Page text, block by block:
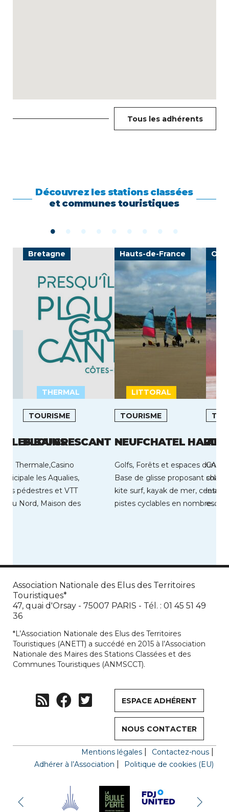
Tous les adhérents
Découvrez les stations classées
et communes touristiques
THERMAL
LES BAINS
Thermale,Casino
les Aqualies,
pédestres et VTT
du Nord, Maison des
Bretagne
LITTORAL
TOURISME
PLOUGRESCANT
Hauts-de-France
TOURISME
NEUFCHATEL
Golfs, Forêts et espaces
Base de glisse proposant char
kite surf, kayak de mer, centre
pistes cyclables en nombre… […]
CAP
soleil
les
Association Nationale des Elus des Territoires
Touristiques*
47, quai d'Orsay - 75007 PARIS - Tél. : 01 45 51 49
36
*L’Association Nationale des Elus des Territoires
Touristiques (ANETT) a succédé en 2015 à l’Association
Nationale des Maires des Stations Classées et des
Communes Touristiques (ANMSCCT).
ESPACE ADHÉRENT
NOUS CONTACTER
Mentions légales
Contactez-nous
Adhérer à l’Association
Politique de cookies (EU)